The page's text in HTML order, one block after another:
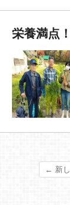
栄養満点
← 新